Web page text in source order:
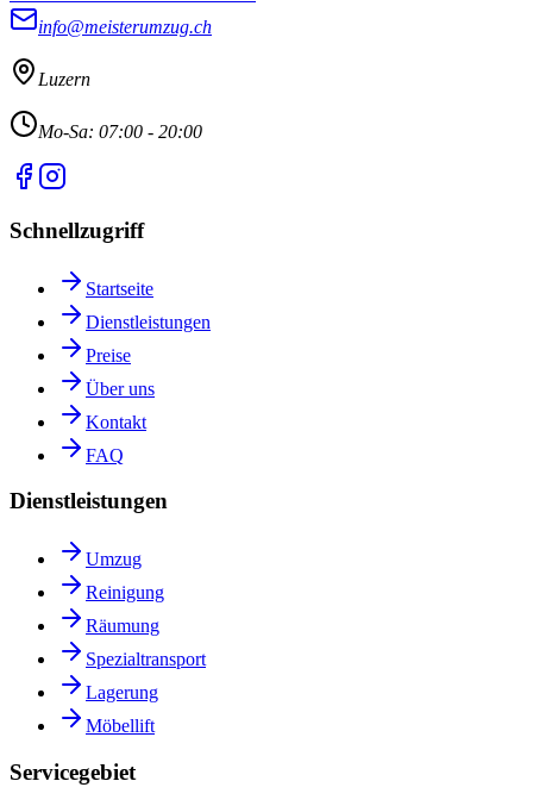
info@meisterumzug.ch
Luzern
Mo-Sa: 07:00 - 20:00
Schnellzugriff
Startseite
Dienstleistungen
Preise
Über uns
Kontakt
FAQ
Dienstleistungen
Umzug
Reinigung
Räumung
Spezialtransport
Lagerung
Möbellift
Servicegebiet